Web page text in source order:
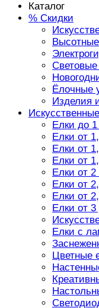
Каталог
% Скидки
Ёлочные
Изделия
Елки до
Елки от
Елки от
Елки от
Елки от
Елки от
Елки от
Елки от
Елки с
Цветные